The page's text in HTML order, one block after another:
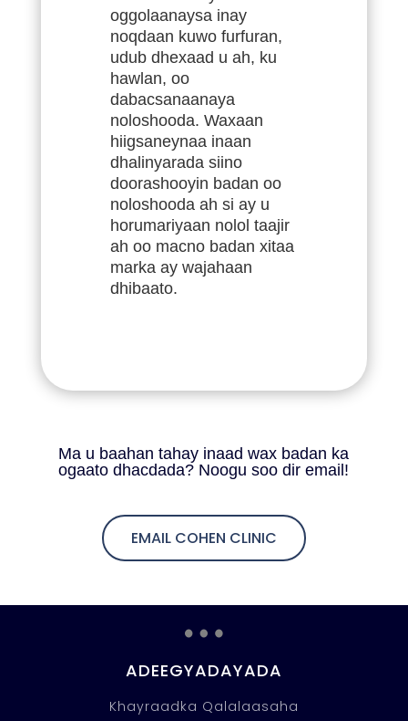
oggolaanaysa inay
noqdaan kuwo furfuran,
udub dhexaad u ah, ku
hawlan, oo
dabacsanaanaya
noloshooda. Waxaan
hiigsaneynaa inaan
dhalinyarada siino
doorashooyin badan oo
noloshooda ah si ay u
horumariyaan nolol taajir
ah oo macno badan xitaa
marka ay wajahaan
dhibaato.
Ma u baahan tahay inaad wax badan ka
ogaato dhacdada? Noogu soo dir email!
EMAIL COHEN CLINIC
…
ADEEGYADAYADA
Khayraadka Qalalaasaha